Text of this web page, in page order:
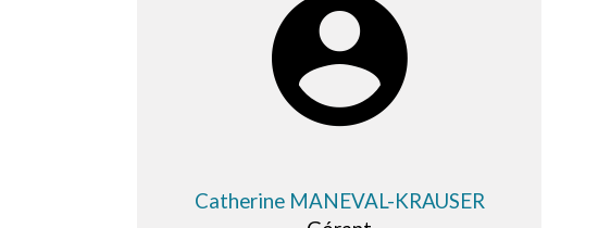
Catherine MANEVAL-KRAUSER